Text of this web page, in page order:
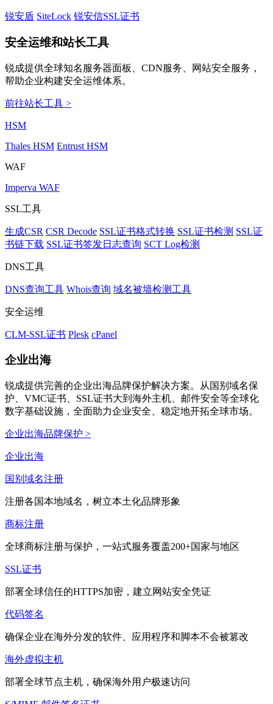
锐安盾 SiteLock 锐安信SSL证书
安全运维和站长工具
锐成提供全球知名服务器面板、CDN服务、网站安全服务，
帮助企业构建安全运维体系。
前往站长工具 >
HSM
Thales HSM Entrust HSM
WAF
Imperva WAF
SSL工具
生成CSR CSR Decode SSL证书格式转换 SSL证书检测 SSL证
书链下载 SSL证书签发日志查询 SCT Log检测
DNS工具
DNS查询工具 Whois查询 域名被墙检测工具
安全运维
CLM-SSL证书 Plesk cPanel
企业出海
锐成提供完善的企业出海品牌保护解决方案。从国别域名保
护、VMC证书、SSL证书大到海外主机、邮件安全等全球化
数字基础设施，全面助力企业安全、稳定地开拓全球市场。
企业出海品牌保护 >
企业出海
国别域名注册
注册各国本地域名，树立本土化品牌形象
商标注册
全球商标注册与保护，一站式服务覆盖200+国家与地区
SSL证书
部署全球信任的HTTPS加密，建立网站安全凭证
代码签名
确保企业在海外分发的软件、应用程序和脚本不会被篡改
海外虚拟主机
部署全球节点主机，确保海外用户极速访问